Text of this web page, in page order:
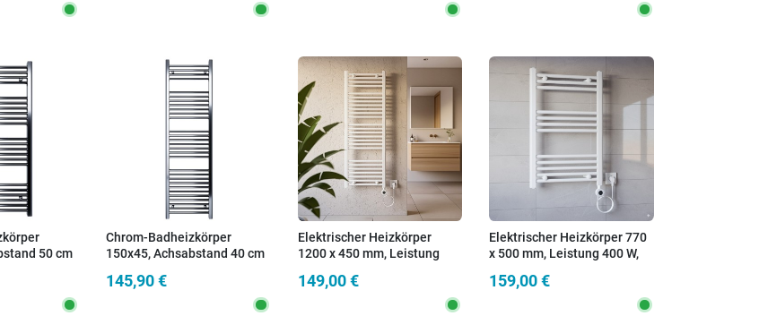
50 cm
Chrom-Badheizkörper
150x45, Achsabstand 40 cm
145,90 €
Elektrischer Heizkörper
1200 x 450 mm, Leistung
Thermostat
149,00 €
Elektrischer Heizkörper 770
x 500 mm, Leistung 400 W,
159,00 €